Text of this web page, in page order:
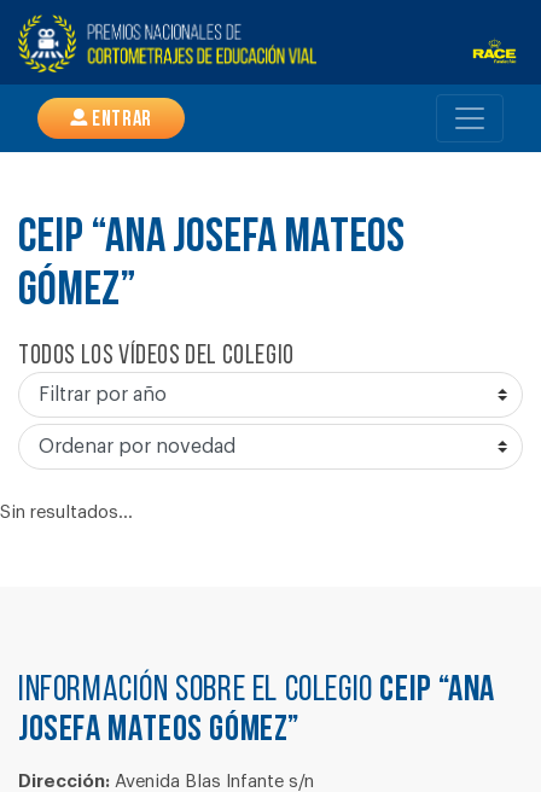
Entrar
CEIP “ANA JOSEFA MATEOS
GÓMEZ”
Todos los vídeos del colegio
Sin resultados...
Información sobre el colegio CEIP “ANA
JOSEFA MATEOS GÓMEZ”
Dirección: Avenida Blas Infante s/n